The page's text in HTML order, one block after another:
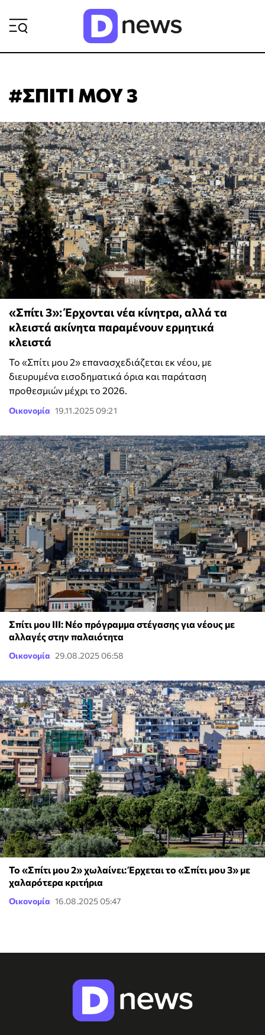
#ΣΠΙΤΙ ΜΟΥ 3
«Σπίτι 3»: Έρχονται νέα κίνητρα, αλλά τα
κλειστά ακίνητα παραμένουν ερμητικά
κλειστά
Το «Σπίτι μου 2» επανασχεδιάζεται εκ νέου, με
διευρυμένα εισοδηματικά όρια και παράταση
προθεσμιών μέχρι το 2026.
Οικονομία 19.11.2025 09:21
Σπίτι μου ΙΙΙ: Νέο πρόγραμμα στέγασης για νέους με
αλλαγές στην παλαιότητα
Οικονομία 29.08.2025 06:58
Το «Σπίτι μου 2» χωλαίνει: Έρχεται το «Σπίτι μου 3» με
χαλαρότερα κριτήρια
Οικονομία 16.08.2025 05:47